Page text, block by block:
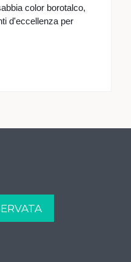
color borotalco,
d'eccellenza per